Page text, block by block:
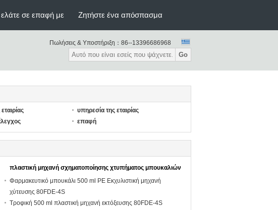
σε επαφή με Ζητήστε ένα απόσπασμα
Πωλήσεις & Υποστήριξη： 86--13396686968
Go
υπηρεσία της εταιρίας
επαφή
πλαστική μηχανή σχηματοποίησης χτυπήματος μπουκαλιών
Φαρμακευτικό μπουκάλι 500 ml PE Εκχυλιστική μηχανή
χύτευσης 80FDE-4S
Τροφική 500 ml πλαστική μηχανή εκτόξευσης 80FDE-4S